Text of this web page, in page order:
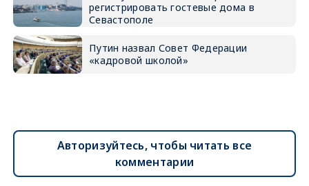
регистрировать гостевые дома в
Севастополе
Путин назвал Совет Федерации
«кадровой школой»
Авторизуйтесь, чтобы читать все
комментарии